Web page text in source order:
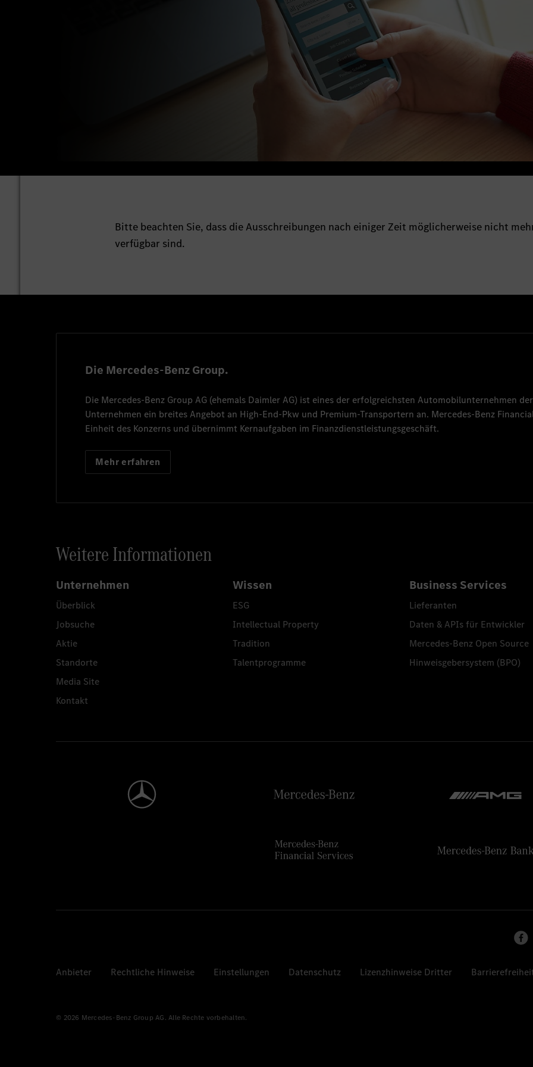
Bitte beachten Sie, dass die Ausschreibungen nach einiger Zeit möglicherweise nicht
verfügbar sind.
Die Mercedes-Benz Group.
Die Mercedes-Benz Group AG (ehemals Daimler AG) ist eines der erfolgreichsten Automobilunternehmen
Unternehmen ein breites Angebot an High-End-Pkw und Premium-Transportern an. Mercedes-Benz
Einheit des Konzerns und übernimmt Kernaufgaben im Finanzdienstleistungsgeschäft.
Mehr erfahren
Weitere Informationen
Unternehmen
Überblick
Jobsuche
Aktie
Standorte
Media Site
Kontakt
Wissen
ESG
Intellectual Property
Tradition
Talentprogramme
Business Services
Lieferanten
Daten & APIs für Entwickler
Mercedes-Benz Open Source
Hinweisgebersystem (BPO)
Anbieter Rechtliche Hinweise Einstellungen Datenschutz Lizenzhinweise Dritter
© 2026 Mercedes-Benz Group AG. Alle Rechte vorbehalten.